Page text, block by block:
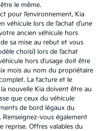
le même.
pour l’environnement, Kia
véhicule lors de l’achat d’une
ancien véhicule hors
sa mise au rebut et vous
choisi) lors de l’achat
hors d’usage doit être
mois au nom du propriétaire
La facture et le
nouvelle Kia doivent être au
que ceux du véhicule
de bord légaux du
vous également
reprise. Offres valables du